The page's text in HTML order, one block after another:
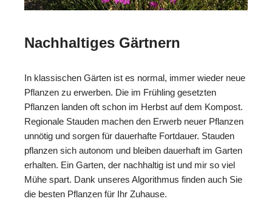
Nachhaltiges Gärtnern
In klassischen Gärten ist es normal, immer wieder neue
Pflanzen zu erwerben. Die im Frühling gesetzten
Pflanzen landen oft schon im Herbst auf dem Kompost.
Regionale Stauden machen den Erwerb neuer Pflanzen
unnötig und sorgen für dauerhafte Fortdauer. Stauden
pflanzen sich autonom und bleiben dauerhaft im Garten
erhalten. Ein Garten, der nachhaltig ist und mir so viel
Mühe spart. Dank unseres Algorithmus finden auch Sie
die besten Pflanzen für Ihr Zuhause.